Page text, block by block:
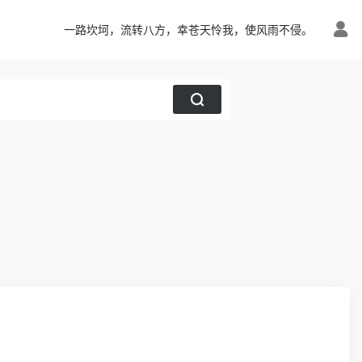
一路坎坷，流转八方，幸苍天怜我，使风雨不侵。